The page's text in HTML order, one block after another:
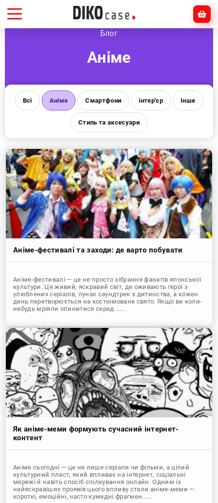
Головна Аніме
Блог
Аніме
Всі Аніме Смартфони інтер'єр Інше
Стиль та аксесуари
Аніме-фестивалі та заходи: де варто побувати
Аніме-фестивалі — це не просто зібрання фанатів японської
культури. Це живий, яскравий світ, де оживають герої з
улюблених серіалів, лунає саундтрек з дитинства, а кожен
день перетворюється на костюмоване свято. Якщо ви коли-
небудь мріяли опинитися серед ......
Як аніме-меми формують сучасний інтернет-
контент
Аніме сьогодні — це не лише серіали чи фільми, а цілий
культурний пласт, який впливає на інтернет, соціальні
мережі й навіть спосіб спілкування онлайн. Одним із
найяскравіших проявів цього впливу стали аніме-меми —
короткі, емоційні, часто кумедні фрагмен......